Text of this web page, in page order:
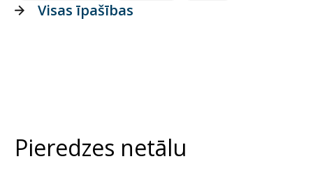
Visas īpašības
Pieredzes netālu